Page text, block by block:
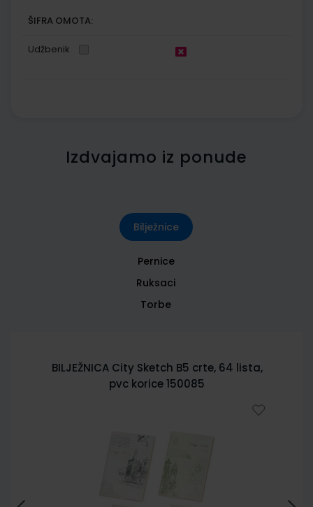
ŠIFRA OMOTA:
Udžbenik
Izdvajamo iz ponude
Bilježnice
Pernice
Ruksaci
Torbe
BILJEŽNICA City Sketch B5 crte, 64 lista,
pvc korice 150085